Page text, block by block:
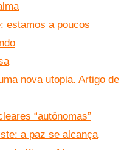
estamos a poucos
nova utopia. Artigo de
“autônomas”
a paz se alcança